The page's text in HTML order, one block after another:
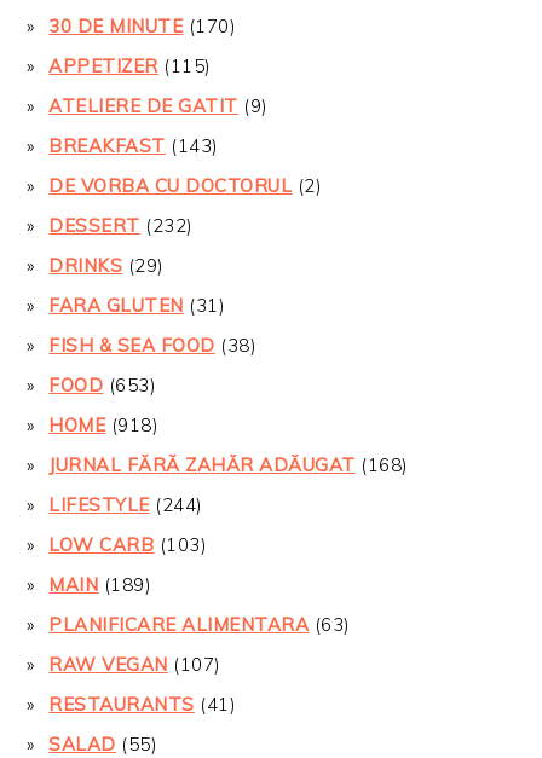
30 DE MINUTE(170)
APPETIZER(115)
ATELIERE DE GATIT (9)
BREAKFAST (143)
DE VORBA CU DOCTORUL (2)
DESSERT (232)
DRINKS (29)
FARA GLUTEN (31)
FISH & SEA FOOD (38)
FOOD (653)
HOME(918)
JURNAL FĂRĂ ZAHĂR ADĂUGAT (168)
LIFESTYLE(244)
LOW CARB (103)
MAIN (189)
PLANIFICARE ALIMENTARA(63)
RAW VEGAN (107)
RESTAURANTS (41)
SALAD (55)